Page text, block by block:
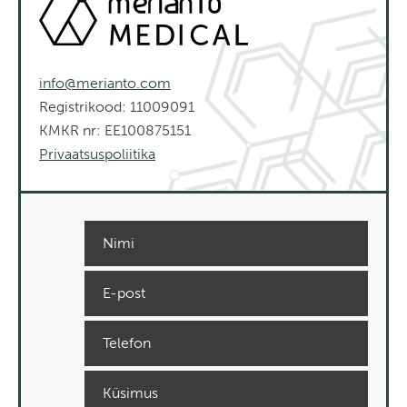
info@merianto.com
Registrikood: 11009091
KMKR nr: EE100875151
Privaatsuspoliitika